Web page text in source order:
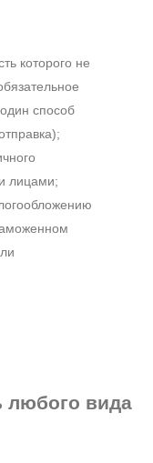
которого не
способ
лицами;
любого вида